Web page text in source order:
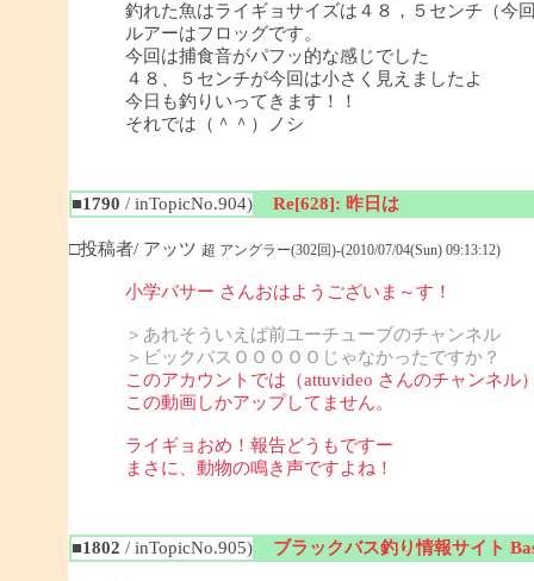
釣れた魚はライギョサイズは４８，５センチ（今
ルアーはフロッグです。
今回は捕食音がパフッ的な感じでした
４８、５センチが今回は小さく見えましたよ
今日も釣りいってきます！！
それでは（＾＾）ノシ
■1790 / inTopicNo.904) Re[628]: 昨日は
□投稿者/ アッツ 超 アングラー(302回)-(2010/07/04(Sun) 09:13:12)
小学バサー さんおはようございま～す！
＞あれそういえば前ユーチューブのチャンネル
＞ビックバスＯＯＯＯＯじゃなかったですか？
このアカウントでは（attuvideo さんのチャンネル
この動画しかアップしてません。
ライギョおめ！報告どうもですー
まさに、動物の鳴き声ですよね！
■1802 / inTopicNo.905) ブラックバス釣り情報サイト